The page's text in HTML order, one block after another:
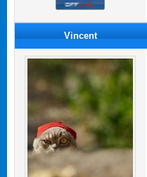
Vincent